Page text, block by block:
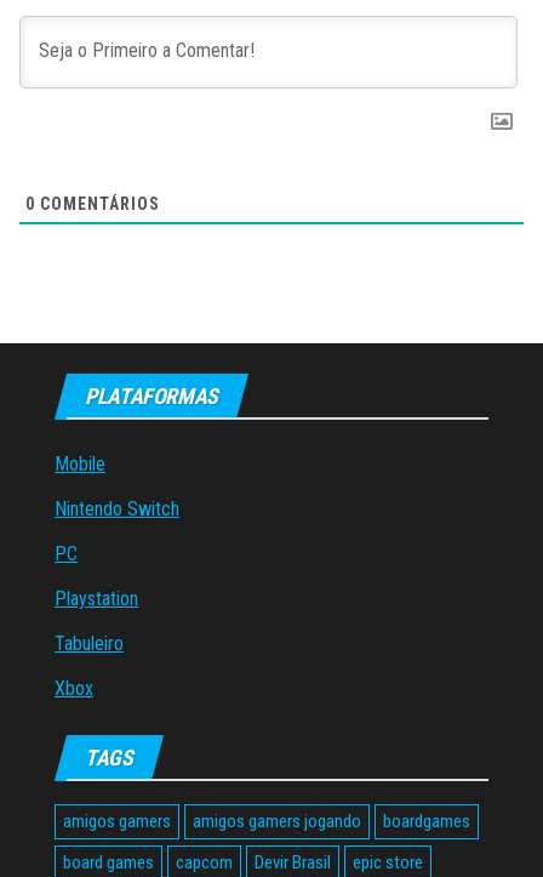
0 COMENTÁRIOS
PLATAFORMAS
Mobile
Nintendo Switch
PC
Playstation
Tabuleiro
Xbox
TAGS
amigos gamers amigos gamers jogando
boardgames
board games
capcom Devir Brasil
epic store